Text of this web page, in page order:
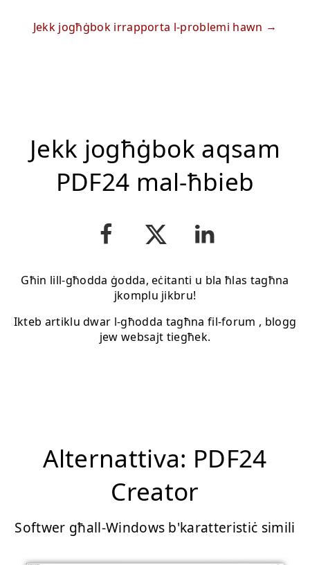
Jekk jogħġbok irrapporta l-problemi hawn
Jekk jogħġbok aqsam
PDF24 mal-ħbieb
Għin lill-għodda ġodda, eċitanti u bla ħlas tagħna
jkomplu jikbru!
Ikteb artiklu dwar l-għodda tagħna fil-forum , blogg
jew websajt tiegħek.
Alternattiva: PDF24
Creator
Softwer għall-Windows b'karatteristiċ simili